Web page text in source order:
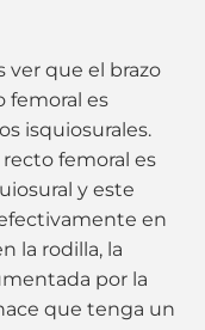
que el brazo
femoral es
isquiosurales.
recto femoral es
y este
en
la rodilla, la
por la
que tenga un